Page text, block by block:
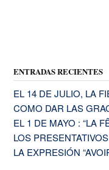
ENTRADAS RECIENTES
EL 14 DE JULIO, LA
COMO DAR LAS
EL 1 DE MAYO : “LA
LOS
LA EXPRESIÓN